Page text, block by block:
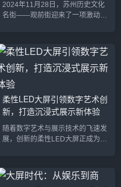
互...
2024年11月28日，苏州历史文化
名街——观前街迎来了一项激动人
正式投入使用，这些高科技LED屏
幕不仅提升了观前街的视觉体验，
也成为这条历史悠久的商业街区融
入现代科技与文化的一大亮点。新
升级的LED屏幕将在广告、文化展
示和互动体验等多个领域，为游客
和市民带来全新的感官享受。观前
新展示作为苏州最繁华的商业...
柔性LED大屏引领数字艺术创
新，打造沉浸式展示新体验
随着数字艺术与展示技术的飞速发
展，创新的柔性LED大屏正成为艺
破了传统显示屏的形态限制，还为
各行各业提供了更加灵活、高效的